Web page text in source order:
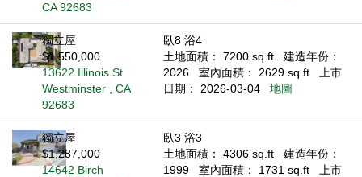
CA 92683
獨立屋
$1,550,000
13622 Illinois St
Westminster , CA
92683
臥8 浴4
土地面積： 7200 sq.ft
建造年份：
2026
室內面積： 2629 sq.ft
上市
日期： 2026-03-04
地圖
獨立屋
$1,287,000
14642 Birch
臥3 浴3
土地面積： 4306 sq.ft
建造年份：
1999
室內面積： 1731 sq.ft
上市